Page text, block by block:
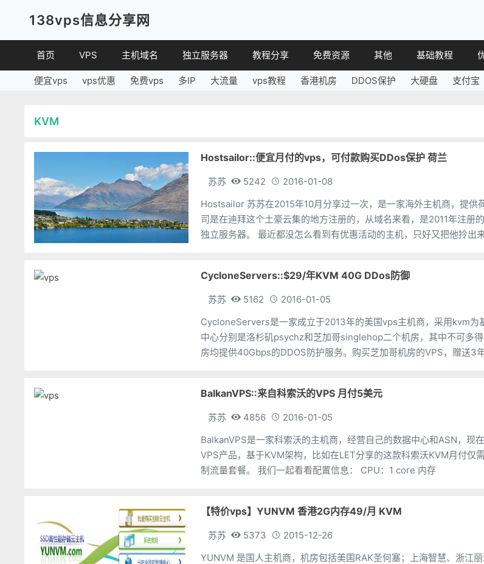
138vps信息分享网
首页 VPS
VPS优惠
主机域名
域名
独立服务器 教程分享
VPS教程
免费资源
免费空间
其他
简讯
基础教程
便宜vps vps优惠 免费vps 多IP 大流量 vps教程 香港机房 DDOS保护 大硬盘 支付宝
KVM
Hostsailor::便宜月付的vps，可付款购买DDos保护 荷兰
苏苏 5242
2016-01-08
Hostsailor 苏苏在2015年10月分享过一次，是一家海外主机商，提供
司是在迪拜这个土豪云集的地方注册的，从域名来看，是2011年注册
独立服务器。 最近都没怎么看到有优惠活动的主机，只好又把他拎出来再分享一次。
CycloneServers::$29/年KVM 40G DDos防御
苏苏 5162
2016-01-05
CycloneServers是一家成立于2013年的美国vps主机商，采用kvm为
中心分别是洛杉矶psychz和芝加哥singlehop二个机房，其中不可多
房均提供40Gbps的DDOS防护服务。购买芝加哥机房的VPS，赠送3
BalkanVPS::来自科索沃的VPS 月付5美元
苏苏 4856
2016-01-05
BalkanVPS是一家科索沃的主机商，经营自己的数据中心和ASN，现
VPS产品，基于KVM架构，比如在LET分享的这款科索沃KVM月付仅
制流量套餐。 我们一起看看配置信息： CPU：1 core 内存
【特价vps】YUNVM 香港2G内存49/月 KVM
苏苏 5373
2015-12-26
YUNVM 是国人主机商，机房包括美国RAK圣何塞；上海智慧、浙江